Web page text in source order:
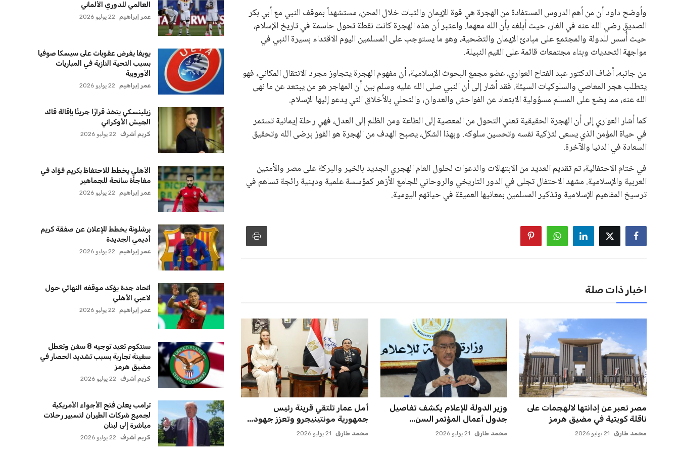
محافظاتوأوضح داود أن من أهم الدروس المستفادة من الهجرة هي قوة الإيمان والثبات خلال المحن، مستشهداً بموقف النبي مع أبي بكر
الصديق رضي الله عنه في الغار، حيث أبلغه بأن الله معهما. واعتبر أن هذه الهجرة كانت نقطة تحول حاسمة في تاريخ الإسلام،
حيث أُسس للدولة والمجتمع على مبادئ الإيمان والتضحية، وهو ما يستوجب على المسلمين اليوم الاقتداء بسيرة النبي في
مواجهة التحديات وبناء مجتمعات قائمة على القيم النبيلة.
من جانبه، أضاف الدكتور عبد الفتاح العواري، عضو مجمع البحوث الإسلامية، أن مفهوم الهجرة يتجاوز مجرد الانتقال المكاني، فهو
يتطلب هجر المعاصي والسلوكيات السيئة. فقد أشار إلى أن النبي صلى الله عليه وسلم بين أن المهاجر هو من يبتعد عن ما نهى
الله عنه، مما يضع على المسلم مسؤولية الابتعاد عن الفواحش والعدوان، والتحلي بالأخلاق التي يدعو إليها الإسلام.
كما أشار العواري إلى أن الهجرة الحقيقية تعني التحول من المعصية إلى الطاعة ومن الظلم إلى العدل، فهي رحلة إيمانية تستمر
في حياة المؤمن الذي يسعى لتزكية نفسه وتحسين سلوكه. وبهذا الشكل، يصبح الهدف من الهجرة هو الفوز برضى الله وتحقيق
السعادة في الدنيا والآخرة.
في ختام الاحتفالية، تم تقديم العديد من الابتهالات والدعوات لحلول العام الهجري الجديد بالخير والبركة على مصر والأمتين
العربية والإسلامية. مشهد الاحتفال تجلى في الدور التاريخي والروحاني للجامع الأزهر كمؤسسة علمية ودينية رائجة تساهم في
ترسيخ المفاهيم الإسلامية وتذكير المسلمين بمعانيها العميقة في حياتهم اليومية.
اخبار ذات صلة
مصر تعبر عن إدانتها لالهجمات على
ناقلة كويتية في مضيق هرمز
محمد طارق 21 يوليو 2026
وزير الدولة للإعلام يكشف تفاصيل
جدول أعمال المؤتمر السن...
محمد طارق 21 يوليو 2026
أمل عمار تلتقي قرينة رئيس
جمهورية مونتينيجرو وتعزز جهود...
محمد طارق 21 يوليو 2026
العالمي للدوري الألماني
عمر إبراهيم 22 يوليو 2026
يويفا يفرض عقوبات على سيسكا صوفيا
بسبب التحية النازية في المباريات
الأوروبية
عمر إبراهيم 22 يوليو 2026
زيلينسكي يتخذ قرارًا جريئًا بإقالة قائد
الجيش الأوكراني
كريم أشرف 22 يوليو 2026
الأهلي يخطط للاحتفاظ بكريم فؤاد في
مفاجأة سانحة للجماهير
عمر إبراهيم 22 يوليو 2026
برشلونة يخطط للإعلان عن صفقة كريم
أديمي الجديدة
عمر إبراهيم 22 يوليو 2026
اتحاد جدة يؤكد موقفه النهائي حول
لاعبي الأهلي
عمر إبراهيم 22 يوليو 2026
سنتكوم تعيد توجيه 8 سفن وتعطل
سفينة تجارية بسبب تشديد الحصار في
مضيق هرمز
كريم أشرف 22 يوليو 2026
ترامب يعلن فتح الأجواء الأمريكية
لجميع شركات الطيران لتسيير رحلات
مباشرة إلى لبنان
كريم أشرف 22 يوليو 2026